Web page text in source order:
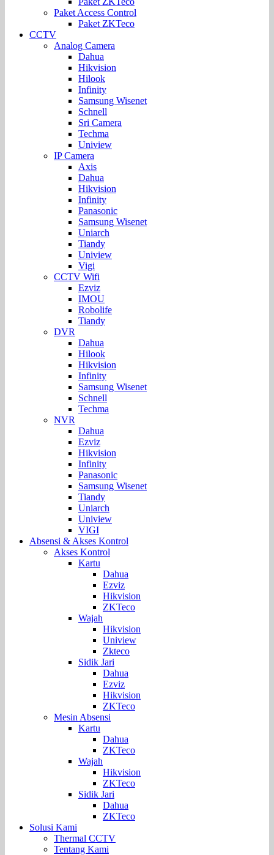
Paket Access Control
Paket ZKTeco
CCTV
Analog Camera
Dahua
Hikvision
Hilook
Infinity
Samsung Wisenet
Schnell
Sri Camera
Techma
Uniview
IP Camera
Axis
Dahua
Hikvision
Infinity
Panasonic
Samsung Wisenet
Uniarch
Tiandy
Uniview
Vigi
CCTV Wifi
Ezviz
IMOU
Robolife
Tiandy
DVR
Dahua
Hilook
Hikvision
Infinity
Samsung Wisenet
Schnell
Techma
NVR
Dahua
Ezviz
Hikvision
Infinity
Panasonic
Samsung Wisenet
Tiandy
Uniarch
Uniview
VIGI
Absensi & Akses Kontrol
Akses Kontrol
Kartu
Dahua
Ezviz
Hikvision
ZKTeco
Wajah
Hikvision
Uniview
Zkteco
Sidik Jari
Dahua
Ezviz
Hikvision
ZKTeco
Mesin Absensi
Kartu
Dahua
ZKTeco
Wajah
Hikvision
ZKTeco
Sidik Jari
Dahua
ZKTeco
Solusi Kami
Thermal CCTV
Tentang Kami